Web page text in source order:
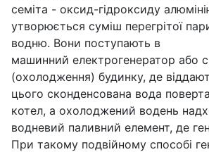
семіта - оксид-гідроксиду
утворюється суміш перегрітої
водню. Вони поступають в
машинний електрогенератор або
(охолодження) будинку, де
цього сконденсована вода
котел, а охолоджений водень
водневий паливний елемент, де
При такому подвійному способі